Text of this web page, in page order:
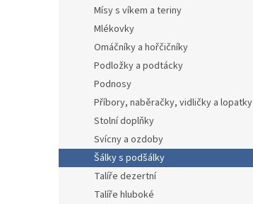
Mísy s víkem a teriny
Mlékovky
Omáčníky a hořčičníky
Podložky a podtácky
Podnosy
Příbory, naběračky, vidličky a lopatky
Stolní doplňky
Svícny a ozdoby
Šálky s podšálky
Talíře dezertní
Talíře hluboké